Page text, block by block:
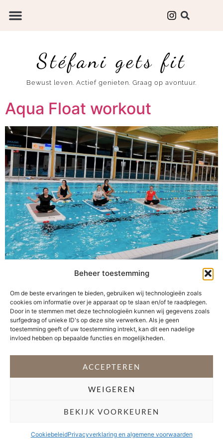
Beheer toestemming
Om de beste ervaringen te bieden, gebruiken wij technologieën zoals
cookies om informatie over je apparaat op te slaan en/of te raadplegen.
Door in te stemmen met deze technologieën kunnen wij gegevens zoals
surfgedrag of unieke ID's op deze site verwerken. Als je geen
toestemming geeft of uw toestemming intrekt, kan dit een nadelige
invloed hebben op bepaalde functies en mogelijkheden.
ACCEPTEREN
WEIGEREN
BEKIJK VOORKEUREN
CookiebeleidPrivacyverklaring en algemene voorwaarden
Stéfani gets fit
Bewust leven. Actief genieten. Graag op avontuur.
Aqua Float workout
Probeer jij wel eens nieuwe dingen uit? Iets doen wat ik
niet eerder heb gedaan, geeft mij energie en zonder er
verder zweverig over te doen, voegt het iets toe aan
mijn leven. Daarom besloot ik samen met een stel
sportieve dames mijn badpak aan te trekken en een
avondje te aqua floaten. Nu klinkt […]
VOLG @STEFANI_GETSFIT